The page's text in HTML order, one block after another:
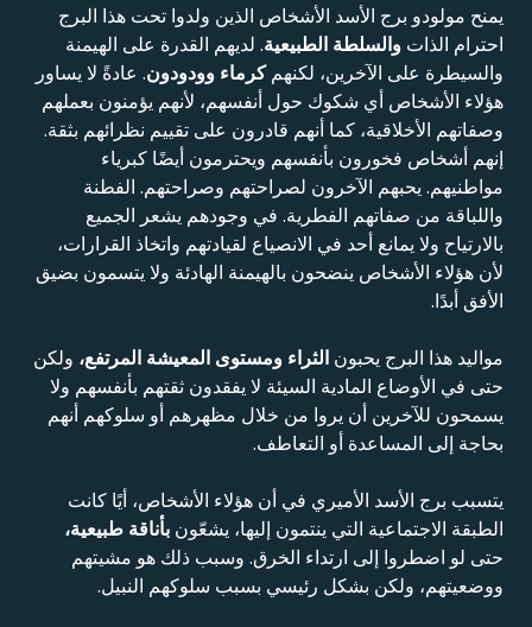
يمنح مولودو برج الأسد الأشخاص الذين ولدوا تحت هذا البرج
احترام الذات والسلطة الطبيعية. لديهم القدرة على الهيمنة
والسيطرة على الآخرين، لكنهمكرماء وودودون. عادةً لا يساور
هؤلاء الأشخاص أي شكوك حول أنفسهم، لأنهم يؤمنون بعملهم
وصفاتهم الأخلاقية، كما أنهم قادرون على تقييم نظرائهم بثقة.
إنهم أشخاص فخورون بأنفسهم ويحترمون أيضًا كبرياء
مواطنيهم. يحبهم الآخرون لصراحتهم وصراحتهم. الفطنة
واللباقة من صفاتهم الفطرية. في وجودهم يشعر الجميع
بالارتياح ولا يمانع أحد في الانصياع لقيادتهم واتخاذ القرارات،
لأن هؤلاء الأشخاص ينضحون بالهيمنة الهادئة ولا يتسمون بضيق
الأفق أبدًا.
مواليد هذا البرج يحبون الثراء ومستوى المعيشة المرتفع، ولكن
حتى في الأوضاع المادية السيئة لا يفقدون ثقتهم بأنفسهم ولا
يسمحون للآخرين أن يروا من خلال مظهرهم أو سلوكهم أنهم
بحاجة إلى المساعدة أو التعاطف.
يتسبب برج الأسد الأميري في أن هؤلاء الأشخاص، أيًا كانت
الطبقة الاجتماعية التي ينتمون إليها، يشعّون بأناقة طبيعية،
حتى لو اضطروا إلى ارتداء الخرق. وسبب ذلك هو مشيتهم
ووضعيتهم، ولكن بشكل رئيسي بسبب سلوكهم النبيل.